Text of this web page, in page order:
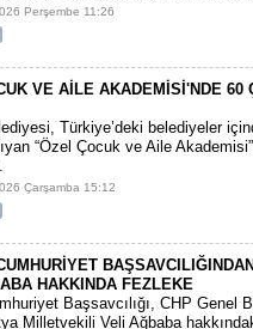
Perşembe 11:26
VE AİLE AKADEMİSİ'NDE 60
Türkiye’deki belediyeler
“Özel Çocuk ve Aile
Çarşamba 15:12
HAKKINDA FEZLEKE
Başsavcılığı, CHP Genel
Milletvekili Veli Ağbaba